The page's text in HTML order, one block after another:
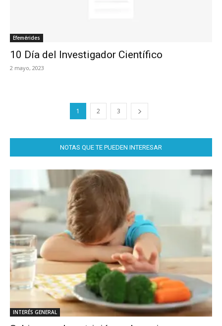
Efemérides
10 Día del Investigador Científico
2 mayo, 2023
1 2 3
NOTAS QUE TE PUEDEN INTERESAR
INTERÉS GENERAL